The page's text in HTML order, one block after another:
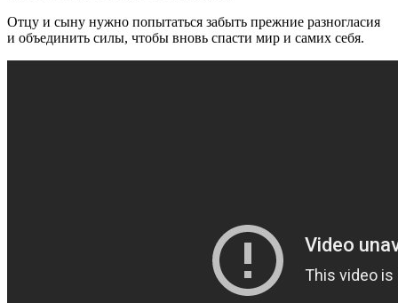
Отцу и сыну нужно попытаться забыть прежние разногласия
и объединить силы, чтобы вновь спасти мир и самих себя.